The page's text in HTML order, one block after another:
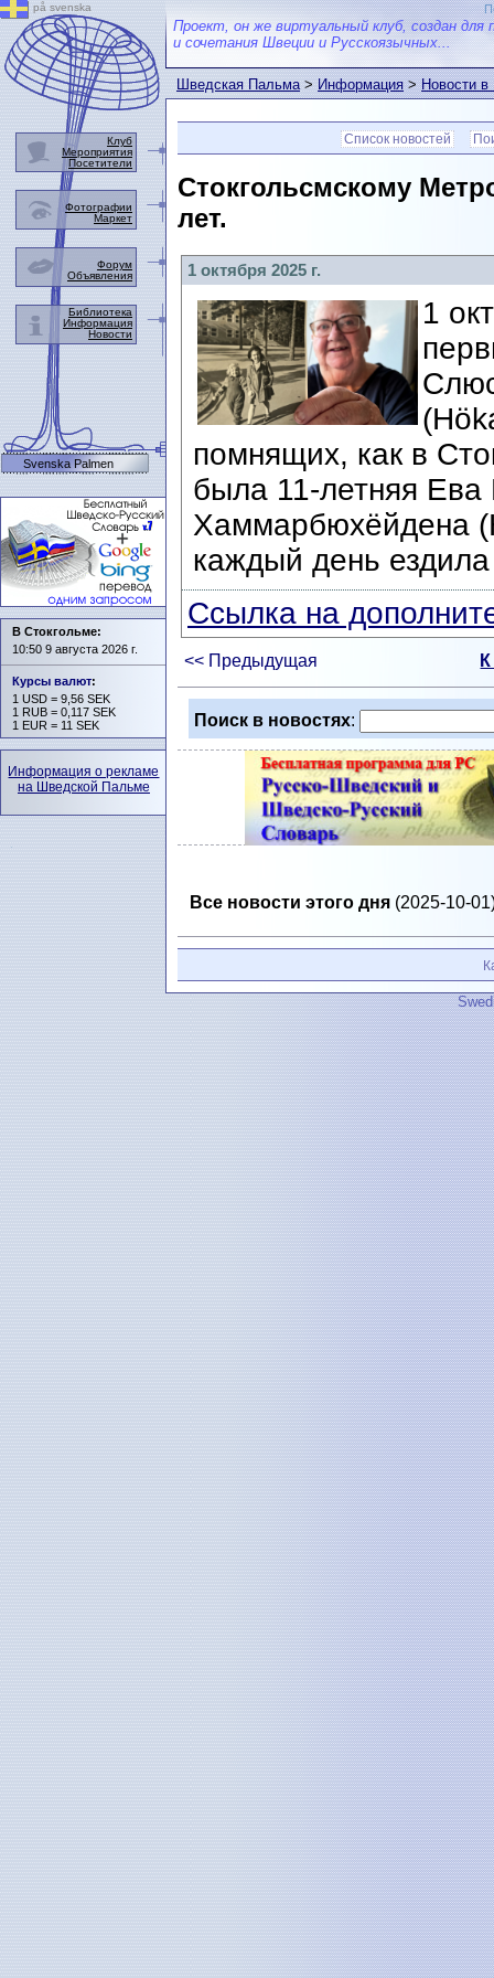
Проект, он же виртуальный клуб, создан для
и сочетания Швеции и Русскоязычных...
Шведская Пальма>Информация>Новости
Список новостей
Стокгольсмскому
лет.
1 октября 2025 г.
1
помнящих, как в
была 11-летняя Ева
Хаммарбюхёйдена
каждый день
Ссылка на
<< Предыдущая
Поиск в новостях:
Все новости этого дня (2025-10-
på svenska
Клуб
Мероприятия
Посетители
Фотографии
Маркет
Форум
Объявления
Библиотека
Информация
Новости
Svenska Palmen
В Стокгольме:
10:50 9 августа 2026 г.
Курсы валют:
1 USD = 9,56 SEK
1 RUB = 0,117 SEK
1 EUR = 11 SEK
Информация о рекламе
на Шведской Пальме